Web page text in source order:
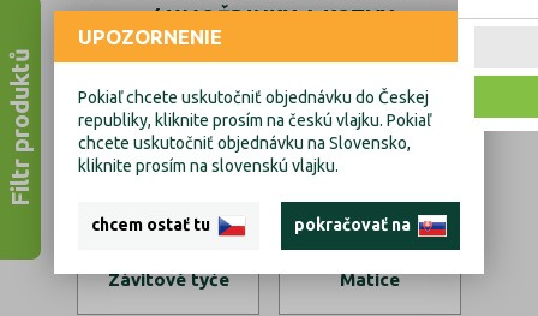
HMOŽDINKY A KOTVY
Hmoždinky a kotvy
Závitové tyče Matice
Filtr produktů
UPOZORNENIE
Pokiaľ chcete uskutočniť objednávku do Českej
republiky, kliknite prosím na českú vlajku. Pokiaľ
chcete uskutočniť objednávku na Slovensko,
kliknite prosím na slovenskú vlajku.
chcem ostať tu pokračovať na